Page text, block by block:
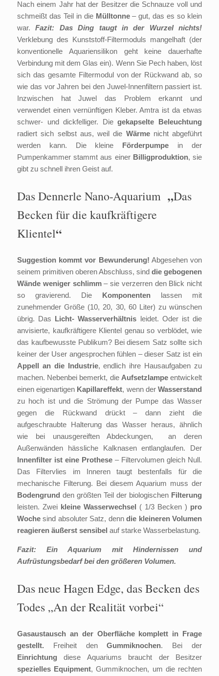
Nach einem Jahr hat der Besitzer die Schnauze voll und
schmeißt das Teil in die Mülltonne– gut, das es so klein
war.Fazit: Das Ding taugt in der Wurzel nichts!
Verklebung des Kunststoff-Filtermoduls mangelhaft (der
konventionelle Aquariensilikon geht keine dauerhafte
Verbindung mit dem Glas ein). Wenn Sie Pech haben, löst
sich das gesamte Filtermodul von der Rückwand ab, so
wie das vor Jahren bei den Juwel-Innenfiltern passiert ist.
Inzwischen hat Juwel das Problem erkannt und
verwendet einen vernünftigen Kleber. Amtra ist da etwas
schwer- und dickfelliger. Diegekapselte Beleuchtung
radiert sich selbst aus, weil die Wärmenicht abgeführt
werden kann. Die kleine Förderpumpe in der
Pumpenkammer stammt aus einer Billigproduktion, sie
gibt zu schnell ihren Geist auf.
Das Dennerle Nano-Aquarium „Das
Becken für die kaufkräftigere
Klientel“
Suggestion kommt vor Bewunderung! Abgesehen von
seinem primitiven oberen Abschluss, sind die gebogenen
Wände weniger schlimm– sie verzerren den Blick nicht
so gravierend. Die Komponenten lassen mit
zunehmender Größe (10, 20, 30, 60 Liter) zu wünschen
übrig. Das Licht- Wasserverhältnis leidet. Oder ist die
anvisierte, kaufkräftigere Klientel genau so verblödet, wie
das kaufbewusste Publikum? Bei diesem Satz sollte sich
keiner der User angesprochen fühlen – dieser Satz ist ein
Appell an die Industrie, endlich ihre Hausaufgaben zu
machen. Nebenbei bemerkt, die Aufsetzlampeentwickelt
einen eigenartigen Kapillareffekt, wenn derWasserstand
zu hoch ist und die Strömung der Pumpe das Wasser
gegen die Rückwand drückt – dann zieht die
aufgeschraubte Halterung das Wasser heraus, ähnlich
wie bei unausgereiften Abdeckungen, an deren
Außenwänden hässliche Kalknasen entlanglaufen. Der
Innenfilter ist eine Prothese – Filtervolumen gleich Null.
Das Filtervlies im Inneren taugt bestenfalls für die
mechanische Filterung. Bei diesem Aquarium muss der
Bodengrund den größten Teil der biologischen Filterung
leisten. Zwei kleine Wasserwechsel ( 1/3 Becken ) pro
Woche sind absoluter Satz, denndie kleineren Volumen
reagieren äußerst sensibel auf starke Wasserbelastung.
Fazit: Ein Aquarium mit Hindernissen und
Aufrüstungsbedarf bei den größeren Volumen.
Das neue Hagen Edge, das Becken des
Todes „An der Realität vorbei“
Gasaustausch an der Oberfläche komplett in Frage
gestellt. Freiheit denGummiknochen. Bei der
Einrichtung diese Aquariums braucht der Besitzer
spezielles Equipment, Gummiknochen, um die rechten